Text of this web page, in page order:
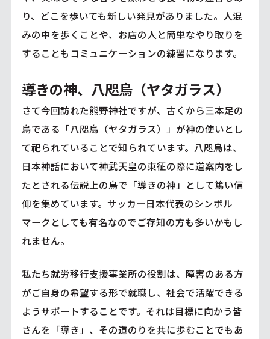
り、どこを歩いても新しい発見がありました。人混
みの中を歩くことや、お店の人と簡単なやり取りを
することもコミュニケーションの練習になります。
導きの神、八咫烏（ヤタガラス）
さて今回訪れた熊野神社ですが、古くから三本足の
烏である「八咫烏（ヤタガラス）」が神の使いとし
て祀られていることで知られています。八咫烏は、
日本神話において神武天皇の東征の際に道案内をし
たとされる伝説上の鳥で「導きの神」として篤い信
仰を集めています。サッカー日本代表のシンボル
マークとしても有名なのでご存知の方も多いかもし
れません。
私たち就労移行支援事業所の役割は、障害のある方
がご自身の希望する形で就職し、社会で活躍できる
ようサポートすることです。それは目標に向かう皆
さんを「導き」、その道のりを共に歩むことでもあ